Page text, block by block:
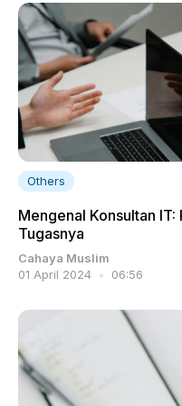
Others
Mengenal Konsultan
Tugasnya
Cahaya Muslim
01 April 2024
06:56